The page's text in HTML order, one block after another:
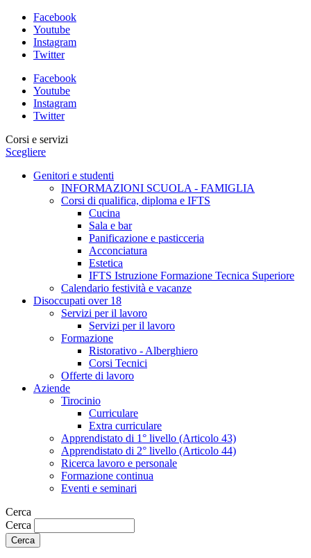
Facebook
Youtube
Instagram
Twitter
Facebook
Youtube
Instagram
Twitter
Corsi e servizi
Scegliere
Genitori e studenti
INFORMAZIONI SCUOLA - FAMIGLIA
Corsi di qualifica, diploma e IFTS
Cucina
Sala e bar
Panificazione e pasticceria
Acconciatura
Estetica
IFTS Istruzione Formazione Tecnica Superiore
Calendario festività e vacanze
Disoccupati over 18
Servizi per il lavoro
Servizi per il lavoro
Formazione
Ristorativo - Alberghiero
Corsi Tecnici
Offerte di lavoro
Aziende
Tirocinio
Curriculare
Extra curriculare
Apprendistato di 1° livello (Articolo 43)
Apprendistato di 2° livello (Articolo 44)
Ricerca lavoro e personale
Formazione continua
Eventi e seminari
Cerca
Cerca